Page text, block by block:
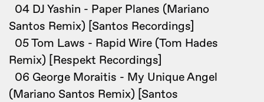
04 DJ Yashin - Paper Planes (Mariano
Santos Remix) [Santos Recordings]
05 Tom Laws - Rapid Wire (Tom Hades
Remix) [Respekt Recordings]
06 George Moraitis - My Unique Angel
(Mariano Santos Remix) [Santos